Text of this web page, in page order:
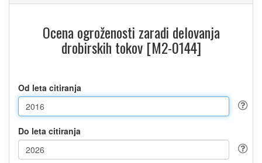
Ocena ogroženosti zaradi delovanja
drobirskih tokov [M2-0144]
Od leta citiranja
Do leta citiranja